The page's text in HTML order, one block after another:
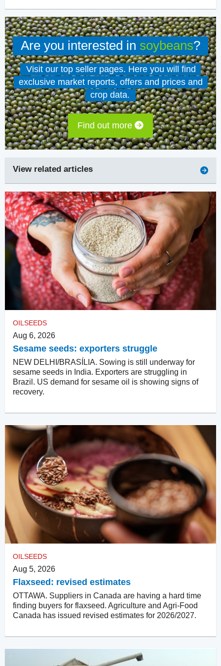
Are you interested in soybeans?
Visit our top seller pages. Here you will find
exclusive market reports, offers and prices and
crop data.
Find out more
View related articles
OILSEEDS
Aug 6, 2026
Sesame seeds: exporters struggle
NEW DELHI/BRASÍLIA. Sowing is still underway for
sesame seeds in India. Exporters are struggling in
Brazil. US demand for sesame oil is showing signs of
recovery.
OILSEEDS
Aug 5, 2026
Flaxseed: revised estimates
OTTAWA. Suppliers in Canada are having a hard time
finding buyers for flaxseed. Agriculture and Agri-Food
Canada has issued revised estimates for 2026/2027.